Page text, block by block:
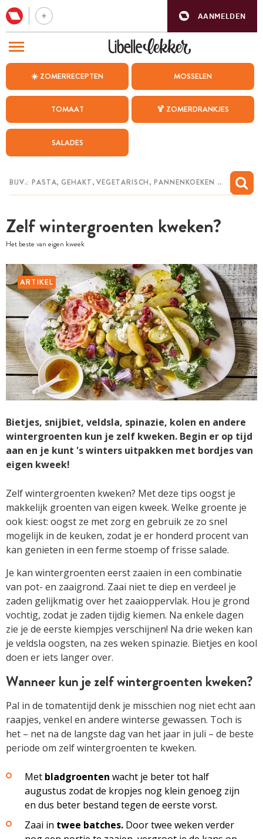
AANMELDEN
☀️ ZOMERRECEPTEN MOSSELEN
TOMAAT 🍹 ZOMERDRANKJES
SALADES
Zelf wintergroenten kweken?
Het beste van eigen kweek
ARTIKEL
Bietjes, snijbiet, veldsla, spinazie, kolen en andere
wintergroenten kun je zelf kweken. Begin er op tijd
aan en je kunt 's winters uitpakken met bordjes van
eigen kweek!
Zelf wintergroenten kweken? Met deze tips oogst je
makkelijk groenten van eigen kweek. Welke groente je
ook kiest: oogst ze met zorg en gebruik ze zo snel
mogelijk in de keuken, zodat je er honderd procent van
kan genieten in een ferme stoemp of frisse salade.
Je kan wintergroenten eerst zaaien in een combinatie
van pot- en zaaigrond. Zaai niet te diep en verdeel je
zaden gelijkmatig over het zaaioppervlak. Hou je grond
vochtig, zodat je zaden tijdig kiemen. Na enkele dagen
zie je de eerste kiempjes verschijnen! Na drie weken kan
je veldsla oogsten, na zes weken spinazie. Bietjes en kool
doen er iets langer over.
Wanneer kun je zelf wintergroenten kweken?
Pal in de tomatentijd denk je misschien nog niet echt aan
raapjes, venkel en andere winterse gewassen. Toch is
het – net na de langste dag van het jaar in juli – de beste
periode om zelf wintergroenten te kweken.
Met bladgroenten wacht je beter tot half
augustus zodat de kropjes nog klein genoeg zijn
en dus beter bestand tegen de eerste vorst.
Zaai in twee batches. Door twee weken verder
BEZOEK ONZE ANDERE WEBSITES
WEEKMENU
CHAT MET MAIA
MIJN BEWAARDE RECEPTEN